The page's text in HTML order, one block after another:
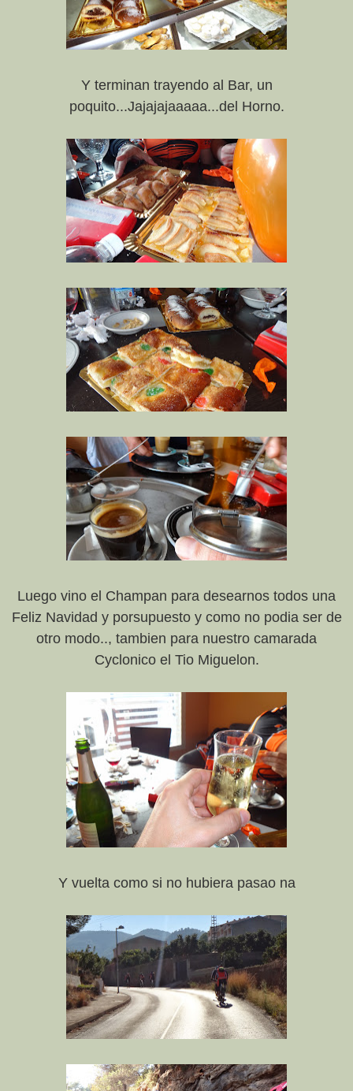
Y terminan trayendo al Bar, un
poquito...Jajajajaaaaa...del Horno.
Luego vino el Champan para desearnos todos una
Feliz Navidad y porsupuesto y como no podia ser de
otro modo.., tambien para nuestro camarada
Cyclonico el Tio Miguelon.
Y vuelta como si no hubiera pasao na